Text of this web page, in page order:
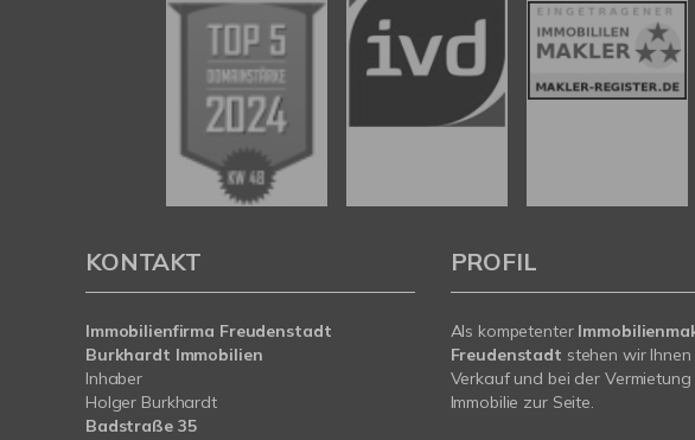
KONTAKT
Immobilienfirma Freudenstadt
Burkhardt Immobilien
Inhaber
Holger Burkhardt
Badstraße 35
PROFIL
Als kompetenter
Freudenstadt stehen wir Ihnen
Verkauf und bei der Vermietung
Immobilie zur Seite.